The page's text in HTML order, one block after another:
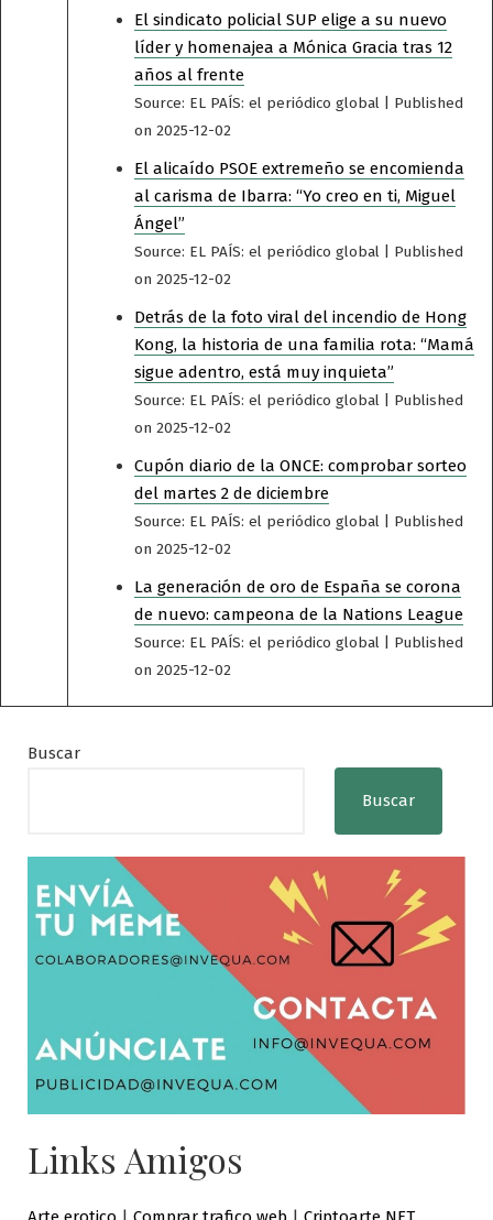
El sindicato policial SUP elige a su nuevo
líder y homenajea a Mónica Gracia tras 12
años al frente
Source: EL PAÍS: el periódico global
Published
on 2025-12-02
El alicaído PSOE extremeño se encomienda
al carisma de Ibarra: “Yo creo en ti, Miguel
Ángel”
Source: EL PAÍS: el periódico global
Published
on 2025-12-02
Detrás de la foto viral del incendio de Hong
Kong, la historia de una familia rota: “Mamá
sigue adentro, está muy inquieta”
Source: EL PAÍS: el periódico global
Published
on 2025-12-02
Cupón diario de la ONCE: comprobar sorteo
del martes 2 de diciembre
Source: EL PAÍS: el periódico global
Published
on 2025-12-02
La generación de oro de España se corona
de nuevo: campeona de la Nations League
Source: EL PAÍS: el periódico global
Published
on 2025-12-02
Buscar
Buscar
Links Amigos